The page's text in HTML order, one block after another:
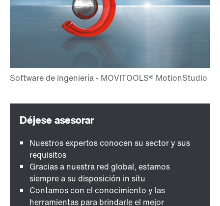
Nuestros expertos conocen su sector y sus
requisitos
Gracias a nuestra red global, estamos
siempre a su disposición in situ
Contamos con el conocimiento y las
herramientas para brindarle el mejor